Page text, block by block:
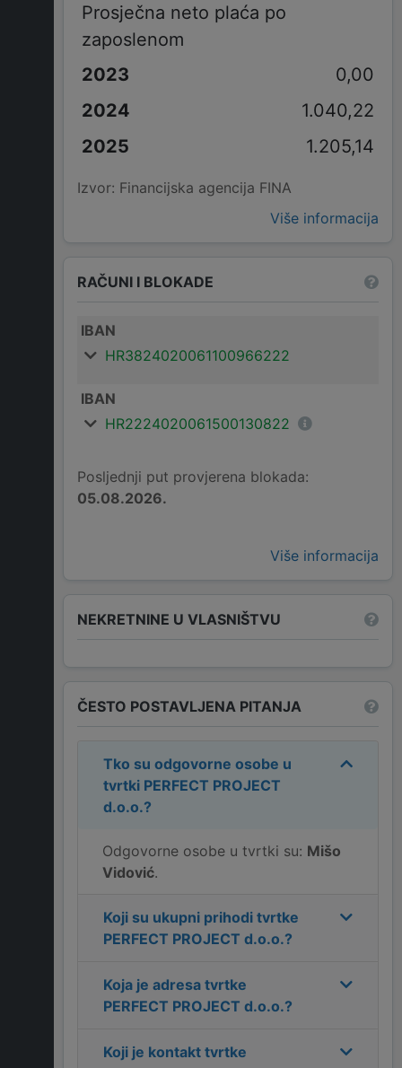
Prosječna neto plaća po
zaposlenom
0,00
1.040,22
1.205,14
Izvor: Financijska agencija FINA
Više informacija
RAČUNI I BLOKADE
IBAN
HR3824020061100966222
IBAN
HR2224020061500130822
Posljednji put provjerena blokada:
05.08.2026.
Više informacija
NEKRETNINE U VLASNIŠTVU
ČESTO POSTAVLJENA PITANJA
Tko su odgovorne osobe u
tvrtki PERFECT PROJECT
d.o.o.?
Odgovorne osobe u tvrtki su: Mišo
Vidović.
Koji su ukupni prihodi tvrtke
PERFECT PROJECT d.o.o.?
Koja je adresa tvrtke
PERFECT PROJECT d.o.o.?
Koji je kontakt tvrtke